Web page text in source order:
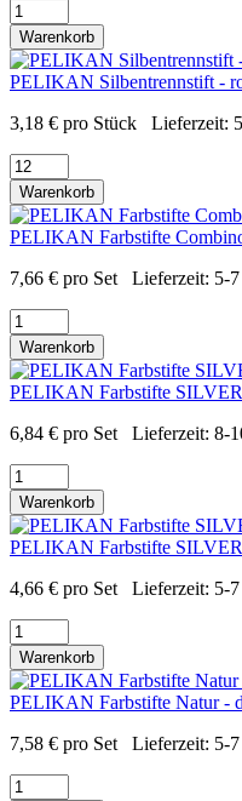
Warenkorb
PELIKAN Silbentrennstift -
3,18 € pro Stück Lieferzeit:
Warenkorb
PELIKAN Farbstifte
7,66 € pro Set Lieferzeit: 5-
Warenkorb
PELIKAN Farbstifte
6,84 € pro Set Lieferzeit: 8-
Warenkorb
PELIKAN Farbstifte
4,66 € pro Set Lieferzeit: 5-
Warenkorb
PELIKAN Farbstifte Natur -
7,58 € pro Set Lieferzeit: 5-